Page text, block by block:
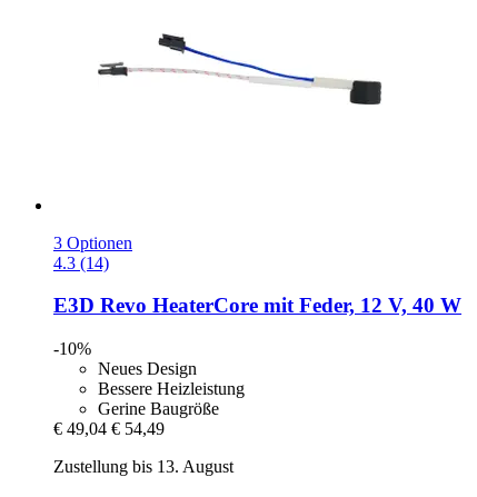
3 Optionen
4.3 (14)
E3D Revo HeaterCore mit Feder, 12 V, 40 W
-10%
Neues Design
Bessere Heizleistung
Gerine Baugröße
€ 49,04 € 54,49
Zustellung bis 13. August